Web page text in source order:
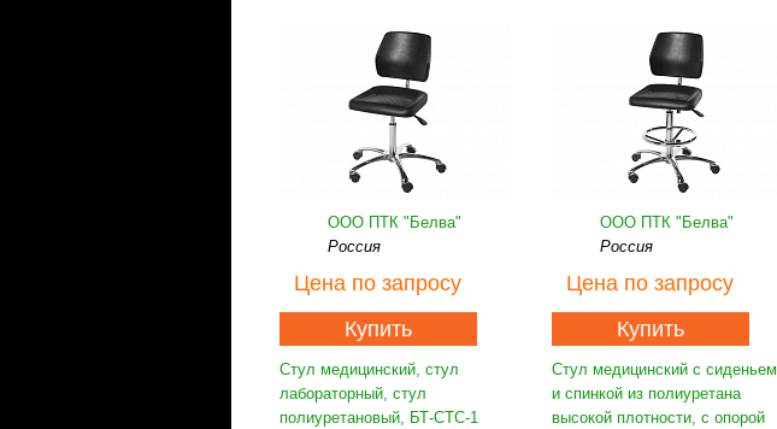
ООО ПТК "Белва"
Россия
Цена по запросу
Купить
Стул медицинский, стул
лабораторный, стул
полиуретановый, БТ-СТС-1
ООО ПТК "Белва"
Россия
Цена по запросу
Купить
Стул медицинский с сиденьем
и спинкой из полиуретана
высокой плотности, с опорой